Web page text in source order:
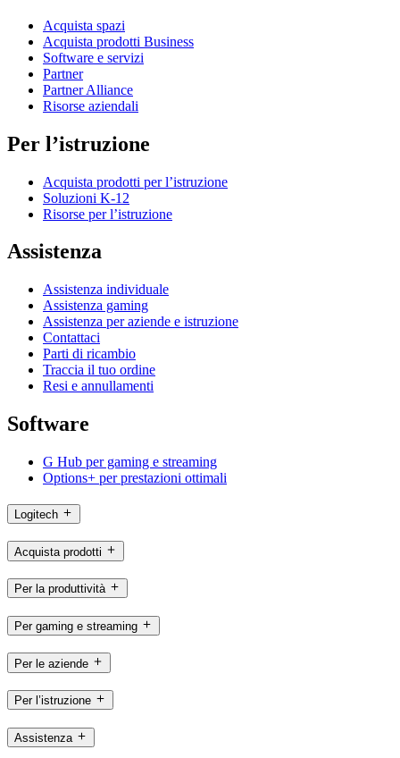
Acquista spazi
Acquista prodotti Business
Software e servizi
Partner
Partner Alliance
Risorse aziendali
Per l’istruzione
Acquista prodotti per l’istruzione
Soluzioni K-12
Risorse per l’istruzione
Assistenza
Assistenza individuale
Assistenza gaming
Assistenza per aziende e istruzione
Contattaci
Parti di ricambio
Traccia il tuo ordine
Resi e annullamenti
Software
G Hub per gaming e streaming
Options+ per prestazioni ottimali
Logitech
Acquista prodotti
Per la produttività
Per gaming e streaming
Per le aziende
Per l’istruzione
Assistenza